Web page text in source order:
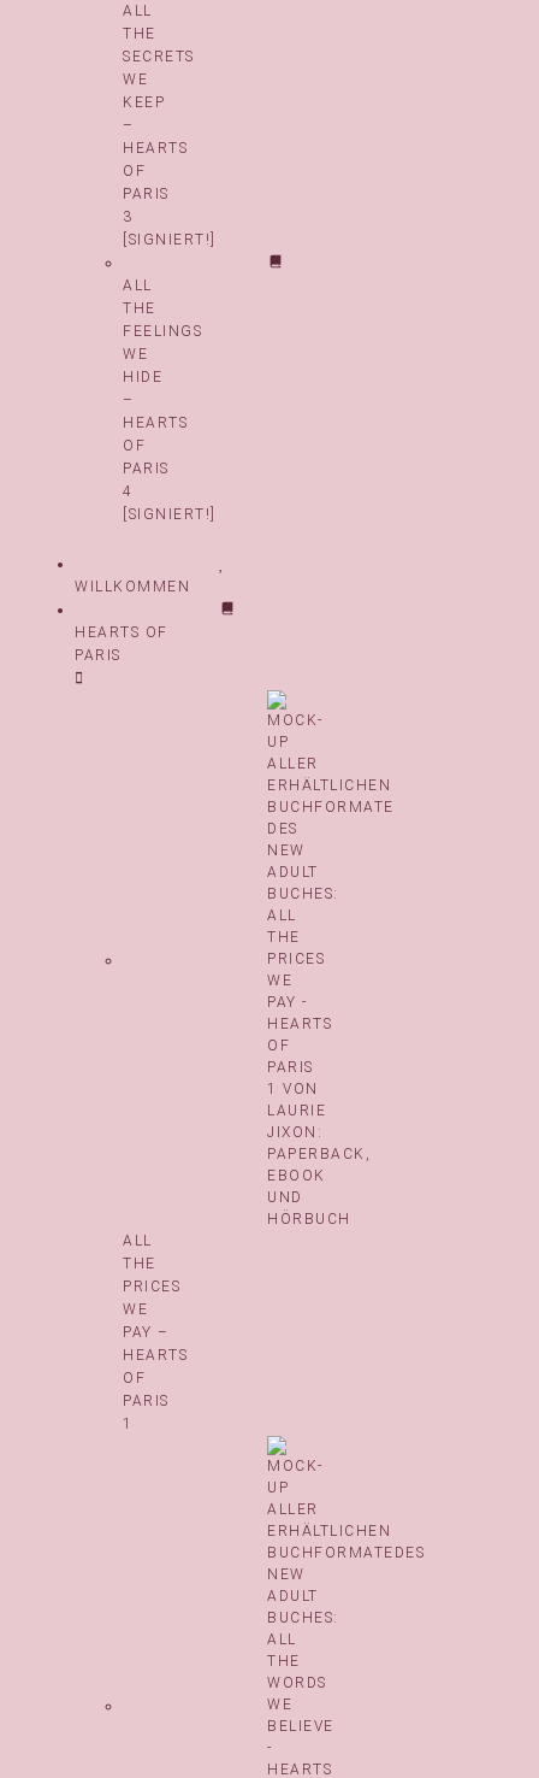
ALL
THE
SECRETS
WE
KEEP
–
HEARTS
OF
PARIS
3
[SIGNIERT!]
ALL
THE
FEELINGS
WE
HIDE
–
HEARTS
OF
PARIS
4
[SIGNIERT!]
WILLKOMMEN
HEARTS OF
PARIS
ALL
THE
PRICES
WE
PAY –
HEARTS
OF
PARIS
1